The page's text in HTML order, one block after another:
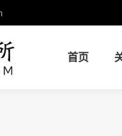
首页
首页